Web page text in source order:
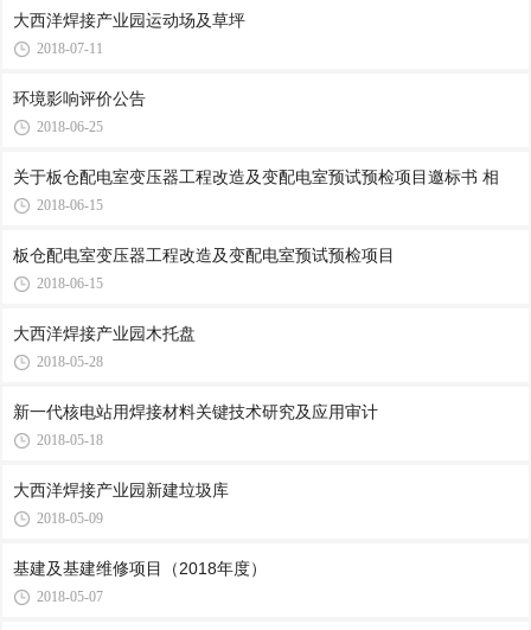
大西洋焊接产业园运动场及草坪
2018-07-11
环境影响评价公告
2018-06-25
关于板仓配电室变压器工程改造及变配电室预试预检项目邀标书 相
2018-06-15
板仓配电室变压器工程改造及变配电室预试预检项目
2018-06-15
大西洋焊接产业园木托盘
2018-05-28
新一代核电站用焊接材料关键技术研究及应用审计
2018-05-18
大西洋焊接产业园新建垃圾库
2018-05-09
基建及基建维修项目（2018年度）
2018-05-07